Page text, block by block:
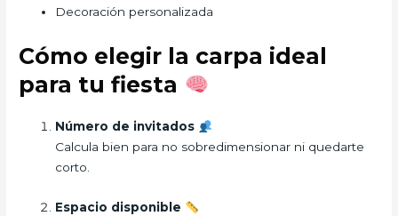
Decoración personalizada
Cómo elegir la carpa ideal
para tu fiesta
Número de invitados
Calcula bien para no sobredimensionar ni quedarte
corto.
Espacio disponible